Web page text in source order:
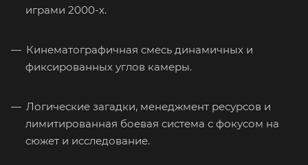
играми 2000-х.
Кинематографичная смесь динамичных и
фиксированных углов камеры.
Логические загадки, менеджмент ресурсов и
лимитированная боевая система с фокусом на
сюжет и исследование.